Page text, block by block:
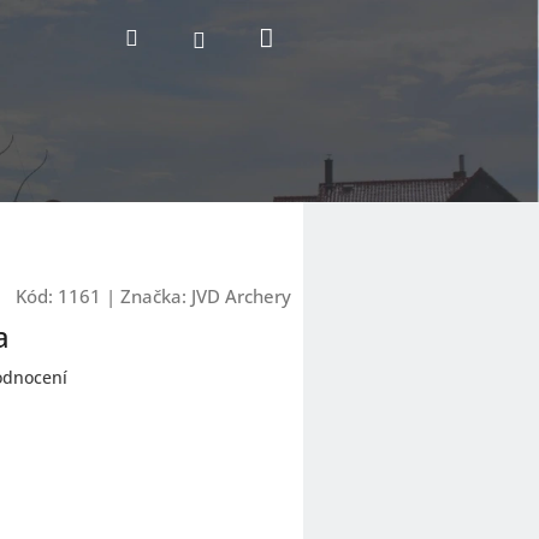
Hledat Přihlášení
Kód: 1161 | Značka: JVD Archery